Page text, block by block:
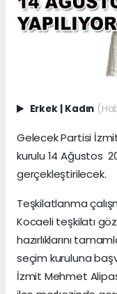
Erkek | Kadın
Gelecek Partisi
kurulu 14 Ağustos
gerçekleştirilecek.
Teşkilatlanma
Kocaeli teşkilatı
hazırlıklarını
seçim kuruluna
İzmit Mehmet